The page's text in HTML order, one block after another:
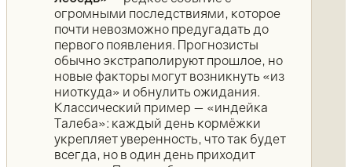
огромными последствиями, которое
почти невозможно предугадать до
первого появления. Прогнозисты
обычно экстраполируют прошлое, но
новые факторы могут возникнуть «из
ниоткуда» и обнулить ожидания.
Классический пример — «индейка
Талеба»: каждый день кормёжки
укрепляет уверенность, что так будет
всегда, но в один день приходит